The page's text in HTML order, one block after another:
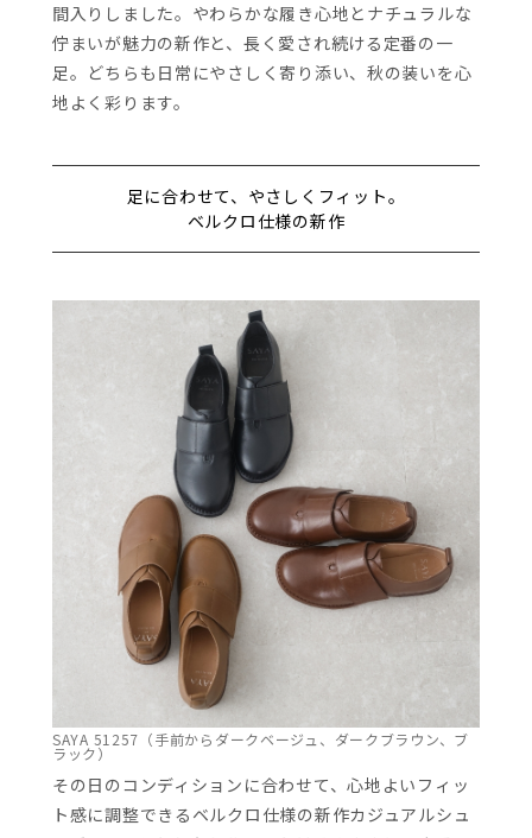
間入りしました。やわらかな履き心地とナチュラルな
佇まいが魅力の新作と、長く愛され続ける定番の一
足。どちらも日常にやさしく寄り添い、秋の装いを心
地よく彩ります。
足に合わせて、やさしくフィット。
ベルクロ仕様の新作
SAYA 51257（手前からダークベージュ、ダークブラウン、ブ
ラック）
その日のコンディションに合わせて、心地よいフィッ
ト感に調整できるベルクロ仕様の新作カジュアルシュ